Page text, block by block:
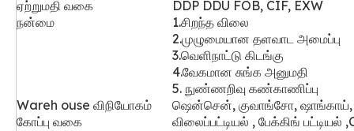
ஏற்றுமதி வகை
DDP DDU FOB, CIF, EXW
நன்மை
1.சிறந்த விலை
2.முழுமையான தளவாட அமைப்பு
3.வெளிநாட்டு கிடங்கு
4.வேகமான சுங்க அனுமதி
5. நுண்ணறிவு கண்காணிப்பு
Wareh ouse விநியோகம்
ஷென்சென், குவாங்சோ, ஷாங்காய்,
கோப்பு வகை
விலைப்பட்டியல் , பேக்கிங் பட்டியல்